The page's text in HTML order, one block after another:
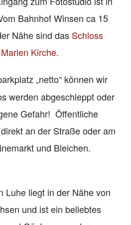
Bahnhof Winsen ca 15
Nähe sind das Schloss
Kirche.
„netto“ können wir
werden abgeschleppt oder
Gefahr! Öffentliche
an der Straße oder am
und Bleichen.
Luhe liegt in der Nähe von
und ist ein beliebtes